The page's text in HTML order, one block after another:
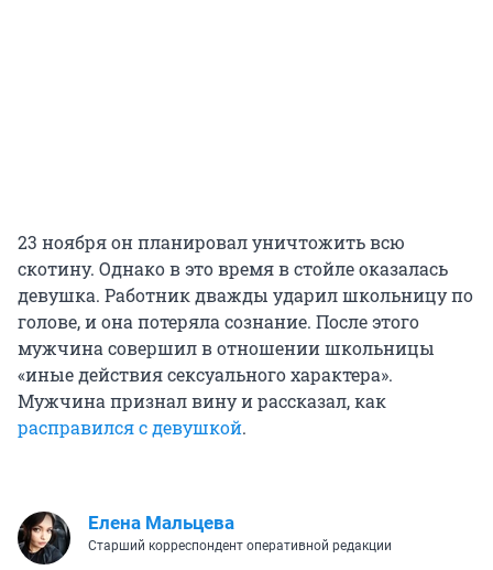
23 ноября он планировал уничтожить всю
скотину. Однако в это время в стойле оказалась
девушка. Работник дважды ударил школьницу по
голове, и она потеряла сознание. После этого
мужчина совершил в отношении школьницы
«иные действия сексуального характера».
Мужчина признал вину и рассказал, как
расправился с девушкой.
Елена Мальцева
Старший корреспондент оперативной редакции